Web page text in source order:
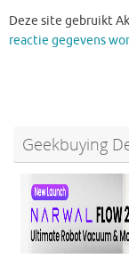
Deze site gebruikt
reactie gegevens
Geekbuying